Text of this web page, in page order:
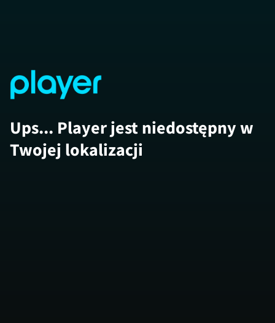
Ups... Player jest niedostępny w
Twojej lokalizacji